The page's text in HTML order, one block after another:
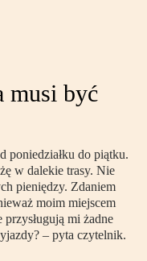
musi być
poniedziałku do piątku.
w dalekie trasy. Nie
pieniędzy. Zdaniem
moim miejscem
mi żadne
– pyta czytelnik.